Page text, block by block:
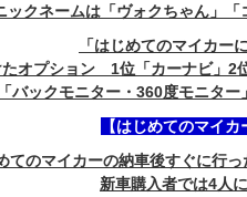
ックネームは「ヴォクちゃん」
「はじめてのマイカー
オプション 1位「カーナビ」2
バックモニター・360度モニタ
【はじめてのマイ
てのマイカーの納車後すぐに行
新車購入者では4人